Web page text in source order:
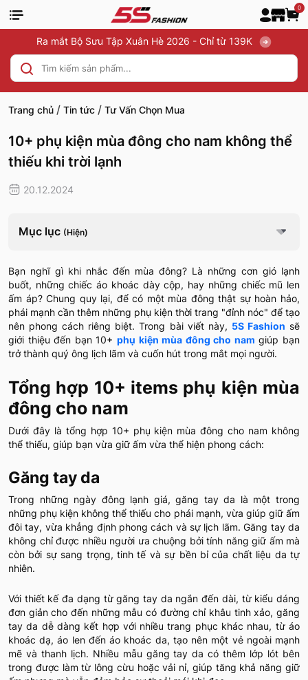
0
Ra mắt Bộ Sưu Tập Xuân Hè 2026 - Chỉ từ 139K
Trang chủ / Tin tức / Tư Vấn Chọn Mua
10+ phụ kiện mùa đông cho nam không thể
thiếu khi trời lạnh
20.12.2024
Mục lục (Hiện)
Bạn nghĩ gì khi nhắc đến mùa đông? Là những cơn gió lạnh
buốt, những chiếc áo khoác dày cộp, hay những chiếc mũ len
ấm áp? Chung quy lại, để có một mùa đông thật sự hoàn hảo,
phái mạnh cần thêm những phụ kiện thời trang "đỉnh nóc" để tạo
nên phong cách riêng biệt. Trong bài viết này, 5S Fashion sẽ
giới thiệu đến bạn 10+ phụ kiện mùa đông cho nam giúp bạn
trở thành quý ông lịch lãm và cuốn hút trong mắt mọi người.
Tổng hợp 10+ items phụ kiện mùa
đông cho nam
Dưới đây là tổng hợp 10+ phụ kiện mùa đông cho nam không
thể thiếu, giúp bạn vừa giữ ấm vừa thể hiện phong cách:
Găng tay da
Trong những ngày đông lạnh giá, găng tay da là một trong
những phụ kiện không thể thiếu cho phái mạnh, vừa giúp giữ ấm
đôi tay, vừa khẳng định phong cách và sự lịch lãm. Găng tay da
không chỉ được nhiều người ưa chuộng bởi tính năng giữ ấm mà
còn bởi sự sang trọng, tinh tế và sự bền bỉ của chất liệu da tự
nhiên.
Với thiết kế đa dạng từ găng tay da ngắn đến dài, từ kiểu dáng
đơn giản cho đến những mẫu có đường chỉ khâu tinh xảo, găng
tay da dễ dàng kết hợp với nhiều trang phục khác nhau, từ áo
khoác dạ, áo len đến áo khoác da, tạo nên một vẻ ngoài mạnh
mẽ và thanh lịch. Nhiều mẫu găng tay da có thêm lớp lót bên
trong được làm từ lông cừu hoặc vải nỉ, giúp tăng khả năng giữ